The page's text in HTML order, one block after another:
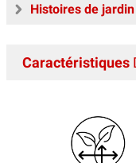
Histoires de jardin
Caractéristiques